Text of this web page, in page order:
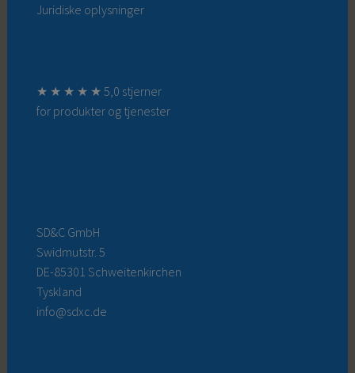
Juridiske oplysninger
★ ★ ★ ★ ★ 5,0 stjerner
for produkter og tjenester
SD&C GmbH
Swidmutstr. 5
DE-85301 Schweitenkirchen
Tyskland
info@sdxc.de